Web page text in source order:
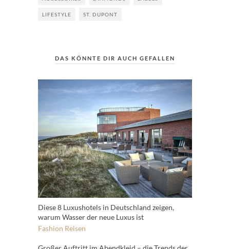
LIFESTYLE ST. DUPONT
DAS KÖNNTE DIR AUCH GEFALLEN
Diese 8 Luxushotels in Deutschland zeigen,
warum Wasser der neue Luxus ist
Fashion Reisen